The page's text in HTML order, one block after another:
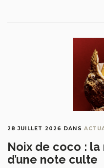
28 JUILLET 2026 DANS
Noix de coco :
d’une note culte